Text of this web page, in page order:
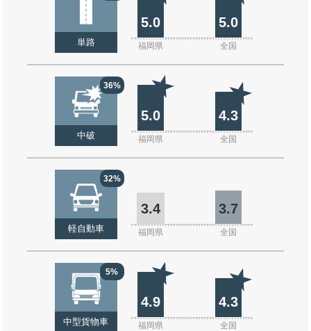
単路
5.0 5.0
福岡県 全国
36%
中破
5.0 4.3
福岡県 全国
32%
軽自動車
3.4 3.7
福岡県 全国
5%
中型貨物車
4.9 4.3
福岡県 全国